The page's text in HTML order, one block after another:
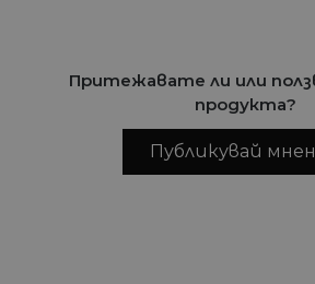
Притежавате ли или
продукта?
Публикувай